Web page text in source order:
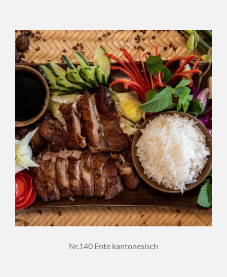
Nr.140 Ente kantonesisch